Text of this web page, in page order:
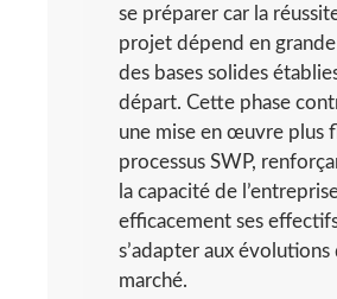
se préparer car la
projet dépend en
des bases solides
départ. Cette phase
une mise en œuvre plus
processus SWP,
la capacité de
efficacement ses
s’adapter aux évolutions
marché.